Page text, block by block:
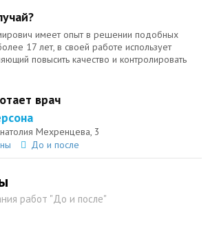
имеет опыт в решении подобных
17 лет, в своей работе использует
повысить качество и контролировать
врач
Мехренцева, 3
До и после
работ "До и после"